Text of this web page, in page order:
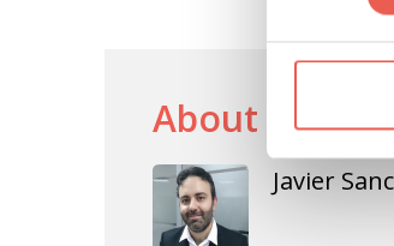
About Author
Javier